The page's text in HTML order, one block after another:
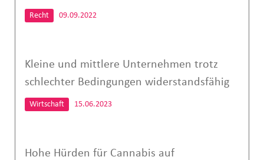
Recht 09.09.2022
Kleine und mittlere Unternehmen trotz
schlechter Bedingungen widerstandsfähig
Wirtschaft 15.06.2023
Hohe Hürden für Cannabis auf